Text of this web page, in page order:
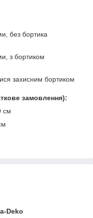
без бортика
з бортиком
захисним бортиком
замовлення):
см
Deko